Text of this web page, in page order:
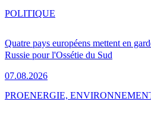
Quatre pays européens mettent en
Russie pour l'Ossétie du Sud
07.08.2026
POLITIQUE
PROENERGIE,